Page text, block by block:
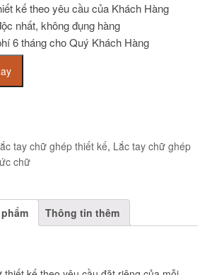
kế theo yêu cầu của Khách Hàng
nhất, không đụng hàng
6 tháng cho Quý Khách Hàng
tay chữ ghép thiết kế, Lắc tay chữ ghép
chữ
Thông tin thêm